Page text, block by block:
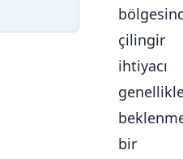
çilingir
ihtiyacı
bir